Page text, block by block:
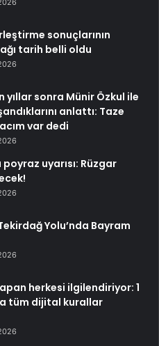
sonuçlarının
tarih belli oldu
yıllar sonra Münir Özkul ile
anlattı: Taze
var dedi
uyarısı: Rüzgar
Yolu’nda Bayram
herkesi ilgilendiriyor: 1
tüm dijital kurallar